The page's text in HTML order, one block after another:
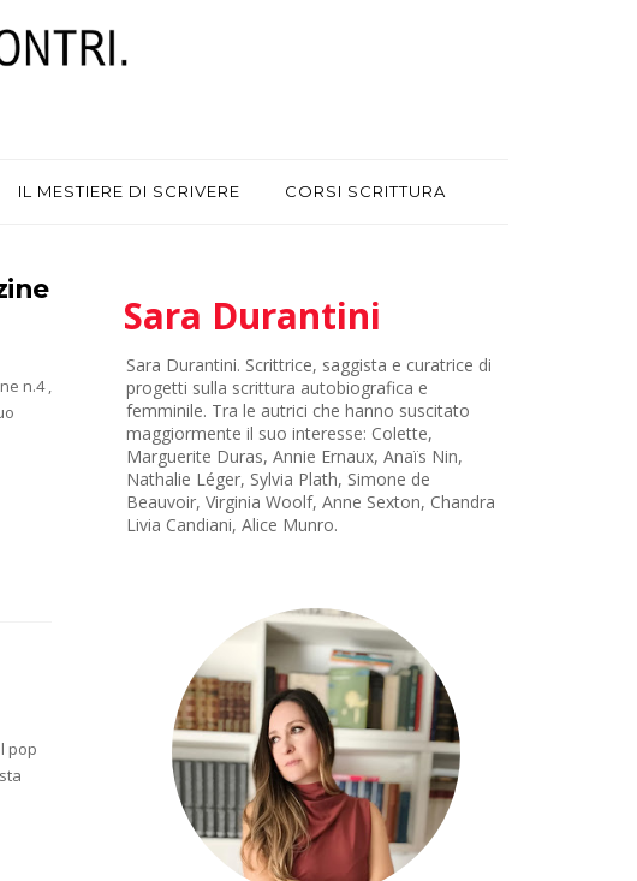
IL MESTIERE DI SCRIVERE CORSI SCRITTURA
n.4 ,
pop
Sara Durantini
Sara Durantini. Scrittrice, saggista e curatrice di
progetti sulla scrittura autobiografica e
femminile. Tra le autrici che hanno suscitato
maggiormente il suo interesse: Colette,
Marguerite Duras, Annie Ernaux, Anaïs Nin,
Nathalie Léger, Sylvia Plath, Simone de
Beauvoir, Virginia Woolf, Anne Sexton, Chandra
Livia Candiani, Alice Munro.